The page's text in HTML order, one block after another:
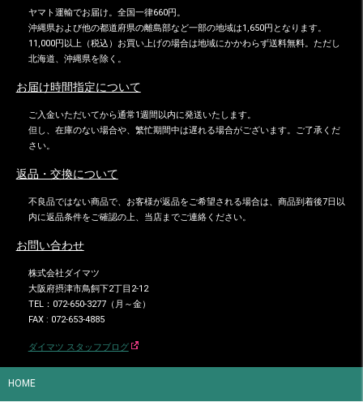
ヤマト運輸でお届け。全国一律660円。
沖縄県および他の都道府県の離島部など一部の地域は1,650円となります。
11,000円以上（税込）お買い上げの場合は地域にかかわらず送料無料。ただし
北海道、沖縄県を除く。
お届け時間指定について
ご入金いただいてから通常1週間以内に発送いたします。
但し、在庫のない場合や、繁忙期間中は遅れる場合がございます。ご了承くだ
さい。
返品・交換について
不良品ではない商品で、お客様が返品をご希望される場合は、商品到着後7日以
内に返品条件をご確認の上、当店までご連絡ください。
お問い合わせ
株式会社ダイマツ
大阪府摂津市鳥飼下2丁目2-12
TEL：072-650-3277（月～金）
FAX : 072-653-4885
ダイマツ スタッフブログ
HOME